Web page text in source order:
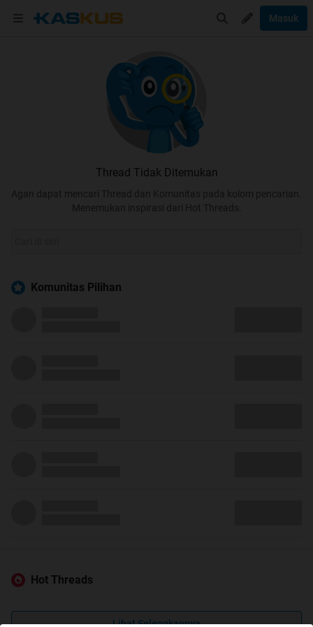
Masuk
Thread Tidak Ditemukan
Agan dapat mencari Thread dan Komunitas pada kolom pencarian.
Menemukan inspirasi dari Hot Threads.
Komunitas Pilihan
Hot Threads
Lihat Selengkapnya